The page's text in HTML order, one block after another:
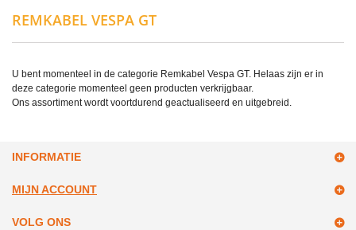
REMKABEL VESPA GT
U bent momenteel in de categorie Remkabel Vespa GT. Helaas zijn er in
deze categorie momenteel geen producten verkrijgbaar.
Ons assortiment wordt voortdurend geactualiseerd en uitgebreid.
INFORMATIE
MIJN ACCOUNT
VOLG ONS